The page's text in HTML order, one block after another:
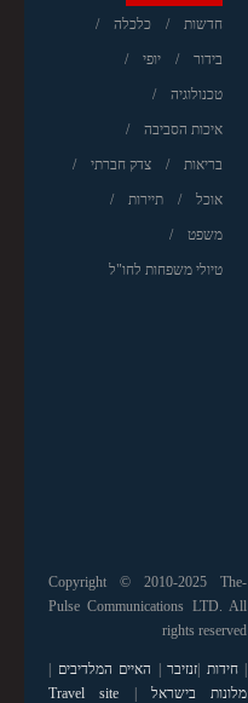
חדשות כלכלה
בידור יופי
טכנולוגיה
איכות הסביבה
בריאות צדק חברתי
אוכל תיירות
משפט
טיולי משפחות לחו"ל
Copyright © 2010-2025 The-
Pulse Communications LTD. All
rights reserved
|חידות |זנזיבר | האיים המלדיבים |
מלונות בישראל |
Travel site